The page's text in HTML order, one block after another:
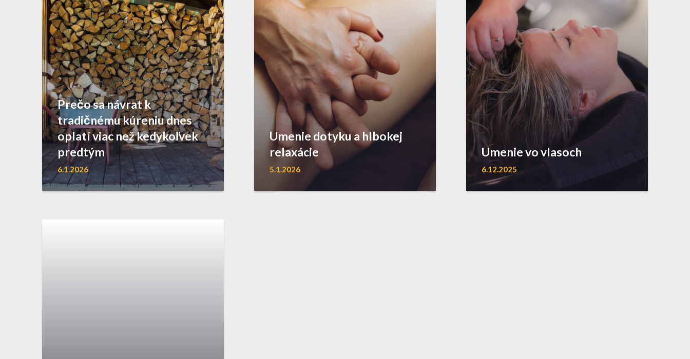
Prečo sa návrat k
tradičnému kúreniu dnes
oplatí viac než kedykoľvek
predtým
6.1.2026
Umenie dotyku a hlbokej
relaxácie
5.1.2026
Umenie vo vlasoch
6.12.2025